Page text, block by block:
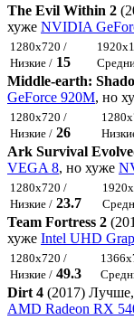
The Evil Within 2
хуже NVIDIA
1280x720 /
Низкие / 15
Middle-earth:
GeForce 920M, но
1280x720 /
Низкие / 26
Ark Survival
VEGA 8, но хуже
1280x720 /
Низкие / 23.7
Team Fortress 2
хуже Intel UHD
1280x720 /
Низкие / 49.3
Dirt 4 (2017)
AMD Radeon RX